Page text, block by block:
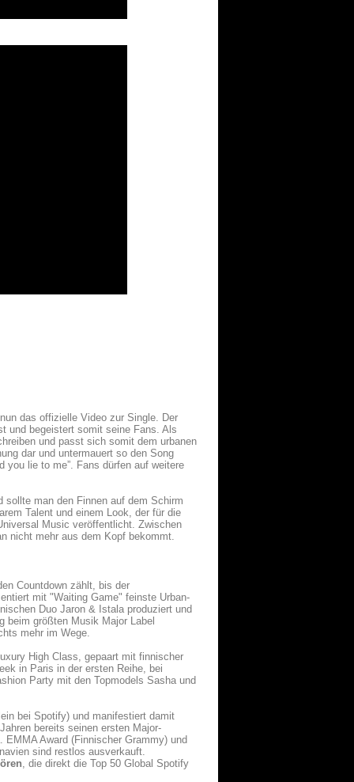
das offizielle Video zur Single. Der
und begeistert somit seine Fans. Als
und passt sich somit dem urbanen
dar und untermauert so den Song
you lie to me”. Fans dürfen auf weitere
man den Finnen auf dem Schirm
Talent und einem Look, der für die
Music veröffentlicht. Zwischen
nicht mehr aus dem Kopf bekommt.
Countdown zählt, bis der
mit "Waiting Game" feinste Urban-
Duo Jaron & Istala produziert und
größten Musik Major Label
mehr im Wege.
High Class, gepaart mit finnischer
in Paris in der ersten Reihe, bei
Party mit den Topmodels Sasha und
bei Spotify) und manifestiert damit
bereits seinen ersten Major-
Award (Finnischer Grammy) und
sind restlos ausverkauft.
, die direkt die Top 50 Global Spotify